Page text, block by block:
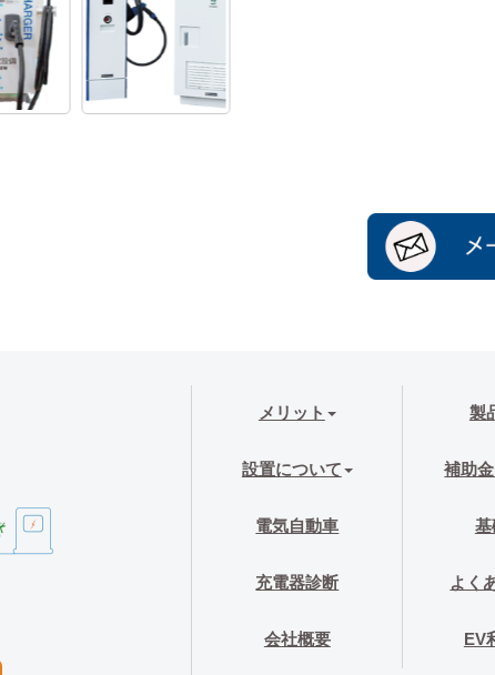
メリット 製
設置について 補助
電気自動車 基
充電器診断 よく
会社概要 EV